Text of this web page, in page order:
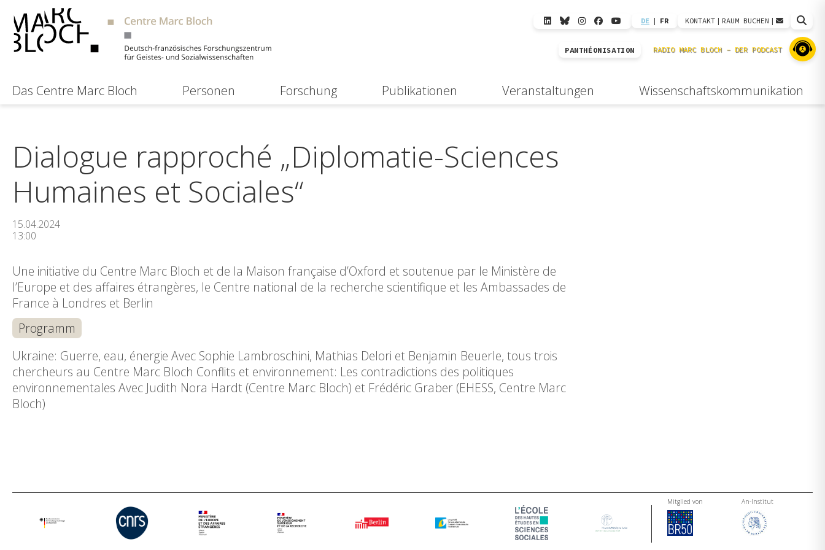
DE | FR KONTAKT | RAUM BUCHEN |
PANTHÉONISATION
Das Centre Marc Bloch Personen Forschung Publikationen Veranstaltungen Wissenschaftskommunikation
Dialogue rapproché „Diplomatie-Sciences
Humaines et Sociales“
15.04.2024
13:00
Une initiative du Centre Marc Bloch et de la Maison française d’Oxford et soutenue par le Ministère de
l’Europe et des affaires étrangères, le Centre national de la recherche scientifique et les Ambassades de
France à Londres et Berlin
Programm
Ukraine: Guerre, eau, énergie Avec Sophie Lambroschini, Mathias Delori et Benjamin Beuerle, tous trois
chercheurs au Centre Marc Bloch Conflits et environnement: Les contradictions des politiques
environnementales Avec Judith Nora Hardt (Centre Marc Bloch) et Frédéric Graber (EHESS, Centre Marc
Bloch)
Mitglied von An-Institut